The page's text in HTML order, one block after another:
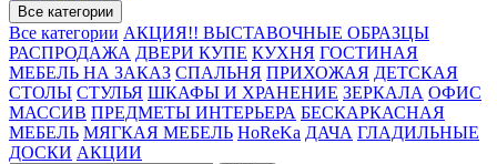
Все категории
Все категории АКЦИЯ!! ВЫСТАВОЧНЫЕ ОБРАЗЦЫ
РАСПРОДАЖА ДВЕРИ КУПЕ КУХНЯ ГОСТИНАЯ
МЕБЕЛЬ НА ЗАКАЗ СПАЛЬНЯ ПРИХОЖАЯ ДЕТСКАЯ
СТОЛЫ СТУЛЬЯ ШКАФЫ И ХРАНЕНИЕ ЗЕРКАЛА ОФИС
МАССИВ ПРЕДМЕТЫ ИНТЕРЬЕРА БЕСКАРКАСНАЯ
МЕБЕЛЬ МЯГКАЯ МЕБЕЛЬ HoReKa ДАЧА ГЛАДИЛЬНЫЕ
ДОСКИ АКЦИИ